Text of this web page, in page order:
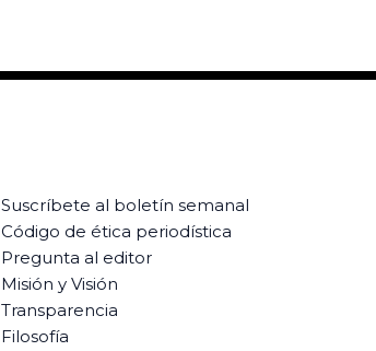
Suscríbete al boletín semanal
Código de ética periodística
Pregunta al editor
Misión y Visión
Transparencia
Filosofía